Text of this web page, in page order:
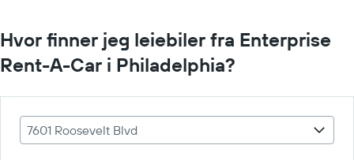
Hvor finner jeg leiebiler fra Enterprise
Rent-A-Car i Philadelphia?
7601 Roosevelt Blvd